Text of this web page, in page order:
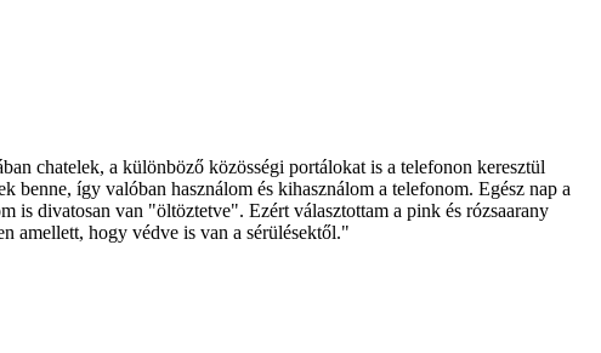
chatelek, a különböző közösségi portálokat is a telefonon keresztül
benne, így valóban használom és kihasználom a telefonom. Egész nap a
is divatosan van "öltöztetve". Ezért választottam a pink és rózsaarany
amellett, hogy védve is van a sérülésektől."